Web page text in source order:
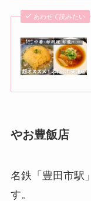
あわせて読みたい
やお豊飯店
名鉄「豊田市駅
す。